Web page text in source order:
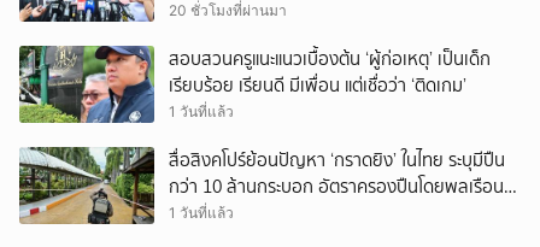
20 ชั่วโมงที่ผ่านมา
สอบสวนครูแนะแนวเบื้องต้น ‘ผู้ก่อเหตุ’ เป็นเด็ก
เรียบร้อย เรียนดี มีเพื่อน แต่เชื่อว่า ‘ติดเกม’
1 วันที่แล้ว
สื่อสิงคโปร์ย้อนปัญหา ‘กราดยิง’ ในไทย ระบุมีปืน
กว่า 10 ล้านกระบอก อัตราครองปืนโดยพลเรือน
สูงที่สุดในภูมิภาค
1 วันที่แล้ว